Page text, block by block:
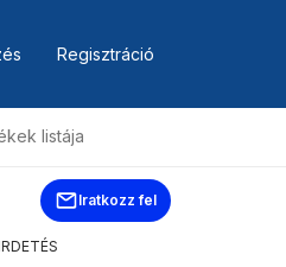
Regisztráció
listája
Iratkozz fel